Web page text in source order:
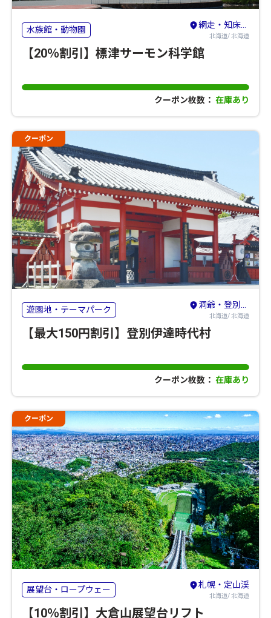
水族館・動物園 網走・知床・北見・紋別
北海道/ 北海道
【20％割引】標津サーモン科学館
クーポン枚数： 在庫あり
クーポン
遊園地・テーマパーク 洞爺・登別・苫小牧・室蘭
北海道/ 北海道
【最大150円割引】登別伊達時代村
クーポン枚数： 在庫あり
クーポン
展望台・ロープウェー 札幌・定山渓
北海道/ 北海道
【10％割引】大倉山展望台リフト